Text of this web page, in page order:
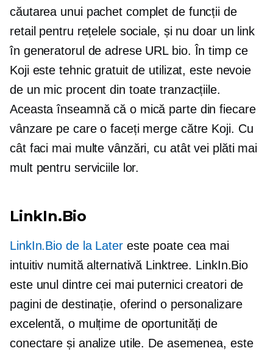
căutarea unui pachet complet de funcții de
retail pentru rețelele sociale, și nu doar un link
în generatorul de adrese URL bio. În timp ce
Koji este tehnic gratuit de utilizat, este nevoie
de un mic procent din toate tranzacțiile.
Aceasta înseamnă că o mică parte din fiecare
vânzare pe care o faceți merge către Koji. Cu
cât faci mai multe vânzări, cu atât vei plăti mai
mult pentru serviciile lor.
LinkIn.Bio
LinkIn.Bio de la Latereste poate cea mai
intuitiv numită alternativă Linktree. LinkIn.Bio
este unul dintre cei mai puternici creatori de
pagini de destinație, oferind o personalizare
excelentă, o mulțime de oportunități de
conectare și analize utile. De asemenea, este